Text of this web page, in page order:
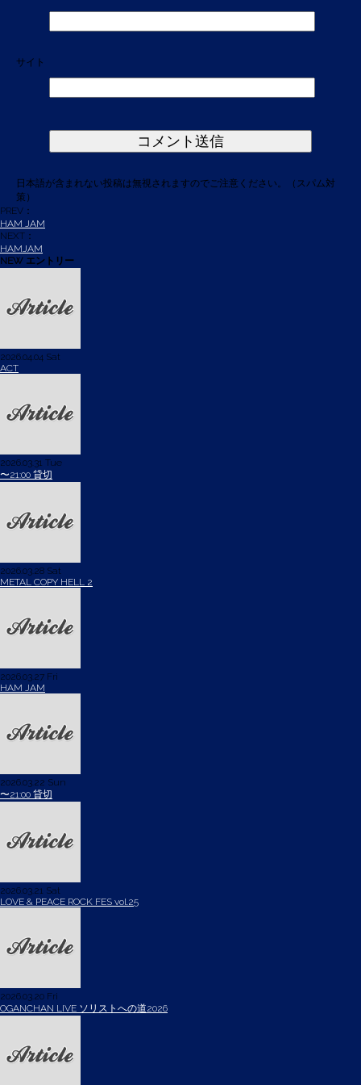
サイト
日本語が含まれない投稿は無視されますのでご注意ください。（スパム対
策）
PREV：
HAM JAM
NEXT：
HAMJAM
NEW エントリー
2026.04.04 Sat
ACT
2026.03.31 Tue
〜21:00 貸切
2026.03.28 Sat
METAL COPY HELL 2
2026.03.27 Fri
HAM JAM
2026.03.22 Sun
〜21:00 貸切
2026.03.21 Sat
LOVE & PEACE ROCK FES vol.25
2026.03.20 Fri
OGANCHAN LIVE ソリストへの道2026